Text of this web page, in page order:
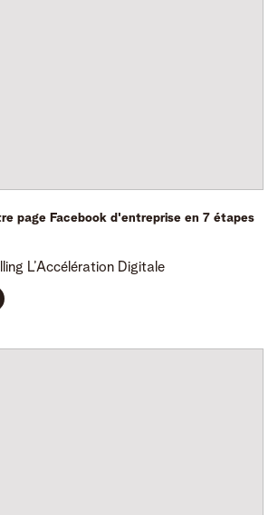
page Facebook d'entreprise en 7 étapes
L’Accélération Digitale